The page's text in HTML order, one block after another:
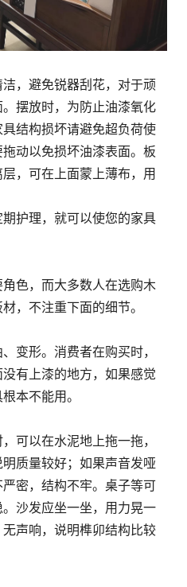
，避免锐器刮花，对于顽
摆放时，为防止油漆氧化
结构损坏请避免超负荷使
动以免损坏油漆表面。板
，可在上面蒙上薄布，用
护理，就可以使您的家具
色，而大多数人在选购木
，不注重下面的细节。
变形。消费者在购买时，
有上漆的地方，如果感觉
本不能用。
可以在水泥地上拖一拖，
质量较好；如果声音发哑
密，结构不牢。桌子等可
沙发应坐一坐，用力晃一
声响，说明榫卯结构比较